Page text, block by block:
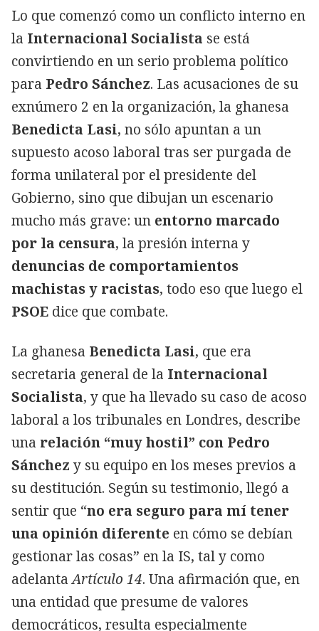
Lo que comenzó como un conflicto interno en
la Internacional Socialista se está
convirtiendo en un serio problema político
para Pedro Sánchez. Las acusaciones de su
exnúmero 2 en la organización, la ghanesa
Benedicta Lasi, no sólo apuntan a un
supuesto acoso laboral tras ser purgada de
forma unilateral por el presidente del
Gobierno, sino que dibujan un escenario
mucho más grave: un entorno marcado
por la censura, la presión interna y
denuncias de comportamientos
machistas y racistas, todo eso que luego el
PSOE dice que combate.
La ghanesa Benedicta Lasi, que era
secretaria general de la Internacional
Socialista, y que ha llevado su caso de acoso
laboral a los tribunales en Londres, describe
una relación “muy hostil” con Pedro
Sánchez y su equipo en los meses previos a
su destitución. Según su testimonio, llegó a
sentir que “no era seguro para mí tener
una opinión diferente en cómo se debían
gestionar las cosas” en la IS, tal y como
adelantaArtículo 14. Una afirmación que, en
una entidad que presume de valores
democráticos, resulta especialmente